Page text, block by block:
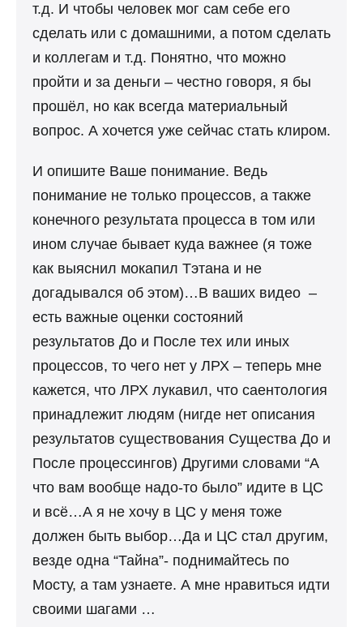
т.д. И чтобы человек мог сам себе его
сделать или с домашними, а потом сделать
и коллегам и т.д. Понятно, что можно
пройти и за деньги – честно говоря, я бы
прошёл, но как всегда материальный
вопрос. А хочется уже сейчас стать клиром.
И опишите Ваше понимание. Ведь
понимание не только процессов, а также
конечного результата процесса в том или
ином случае бывает куда важнее (я тоже
как выяснил мокапил Тэтана и не
догадывался об этом)…В ваших видео –
есть важные оценки состояний
результатов До и После тех или иных
процессов, то чего нет у ЛРХ – теперь мне
кажется, что ЛРХ лукавил, что саентология
принадлежит людям (нигде нет описания
результатов существования Существа До и
После процессингов) Другими словами “А
что вам вообще надо-то было” идите в ЦС
и всё…А я не хочу в ЦС у меня тоже
должен быть выбор…Да и ЦС стал другим,
везде одна “Тайна”- поднимайтесь по
Мосту, а там узнаете. А мне нравиться идти
своими шагами …